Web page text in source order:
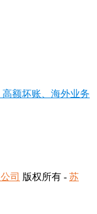
额坏账、海外业务
司 版权所有 - 苏